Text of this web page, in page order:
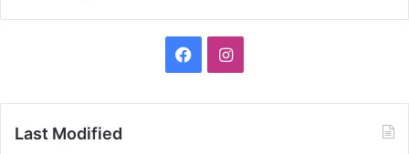
FacebookInstagram
Last Modified